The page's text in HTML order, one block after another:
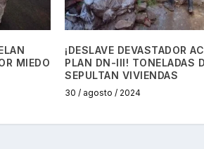
MIEDO
¡DESLAVE DEVASTADOR
PLAN DN-III! TONELADAS
SEPULTAN VIVIENDAS
30 / agosto / 2024